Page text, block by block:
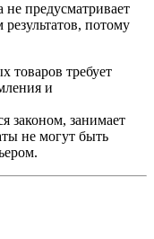
не предусматривает
потому
товаров требует
и
законом, занимает
не могут быть